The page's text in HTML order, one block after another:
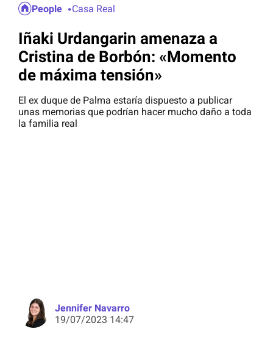
People Casa Real
Iñaki Urdangarin amenaza a
Cristina de Borbón: «Momento
de máxima tensión»
El ex duque de Palma estaría dispuesto a publicar
unas memorias que podrían hacer mucho daño a toda
la familia real
Jennifer Navarro
19/07/2023 14:47